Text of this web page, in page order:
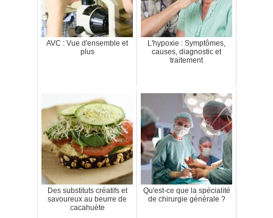
AVC : Vue d'ensemble et
plus
L'hypoxie : Symptômes,
causes, diagnostic et
traitement
Des substituts créatifs et
savoureux au beurre de
cacahuète
Qu'est-ce que la spécialité
de chirurgie générale ?